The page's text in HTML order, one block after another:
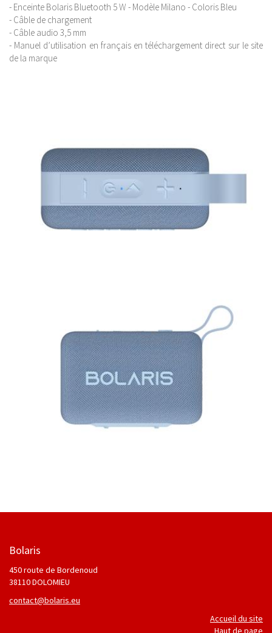
- Enceinte Bolaris Bluetooth 5 W - Modèle Milano - Coloris Bleu
- Câble de chargement
- Câble audio 3,5 mm
- Manuel d’utilisation en français en téléchargement direct sur le site
de la marque
Bolaris
450 route de Bordenoud
38110 DOLOMIEU
contact@bolaris.eu
Accueil du site
Haut de page